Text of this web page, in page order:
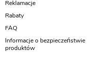
Reklamacje
Rabaty
FAQ
Informacje o bezpieczeństwie
produktów